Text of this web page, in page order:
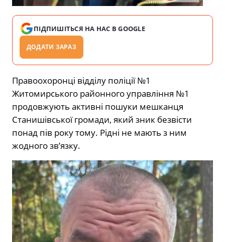
ПІДПИШІТЬСЯ НА НАС В GOOGLE
ДОДАТИ ЗАРАЗ
Правоохоронці відділу поліції №1
Житомирського районного управління №1
продовжують активні пошуки мешканця
Станишівської громади, який зник безвісти
понад пів року тому. Рідні не мають з ним
жодного зв’язку.